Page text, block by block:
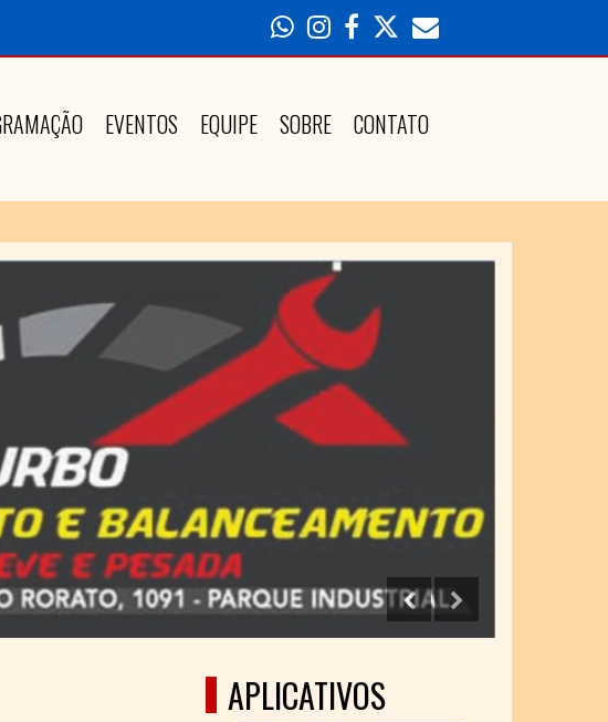
EVENTOS EQUIPE SOBRE CONTATO
APLICATIVOS